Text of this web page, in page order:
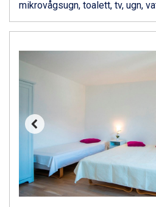
Wagrain från 7.095 kr.
Val Thorens från 8.395 kr.
Zell am See från 6.295 kr.
Livigno från 5.595 kr.
Alleghe från 8.545 kr.
Bad Gastein från 6.295 kr.
Arabba från 11.045 kr.
La Thuile från 7.045 kr.
Cervinia från 8.245 kr.
Saalbach från 9.445 kr.
Sölden från 12.995 kr.
mikrovågsugn, toalett, tv, ugn,